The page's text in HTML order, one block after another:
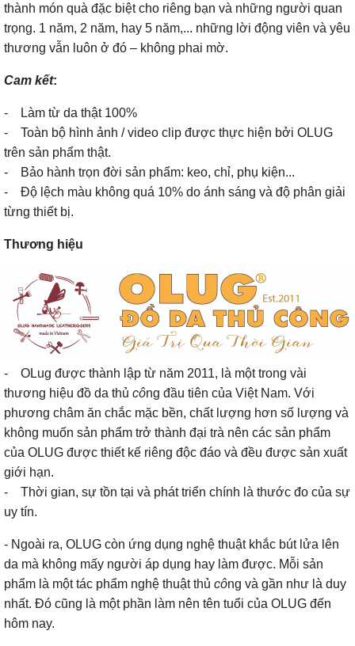
thành món quà đặc biệt cho riêng bạn và những người quan
trọng. 1 năm, 2 năm, hay 5 năm,... những lời động viên và yêu
thương vẫn luôn ở đó – không phai mờ.
Cam kết:
- Làm từ da thật 100%
- Toàn bộ hình ảnh / video clip được thực hiện bởi OLUG
trên sản phẩm thật.
- Bảo hành trọn đời sản phẩm: keo, chỉ, phụ kiện...
- Độ lệch màu không quá 10% do ánh sáng và độ phân giải
từng thiết bị.
Thương hiệu
- OLug được thành lập từ năm 2011, là một trong vài
thương hiệu đồ da thủ công đầu tiên của Việt Nam. Với
phương châm ăn chắc mặc bền, chất lượng hơn số lượng và
không muốn sản phẩm trở thành đại trà nên các sản phẩm
của OLUG được thiết kế riêng độc đáo và đều được sản xuất
giới hạn.
- Thời gian, sự tồn tại và phát triển chính là thước đo của sự
uy tín.
- Ngoài ra, OLUG còn ứng dụng nghệ thuật khắc bút lửa lên
da mà không mấy người áp dụng hay làm được. Mỗi sản
phẩm là một tác phẩm nghệ thuật thủ công và gần như là duy
nhất. Đó cũng là một phần làm nên tên tuổi của OLUG đến
hôm nay.